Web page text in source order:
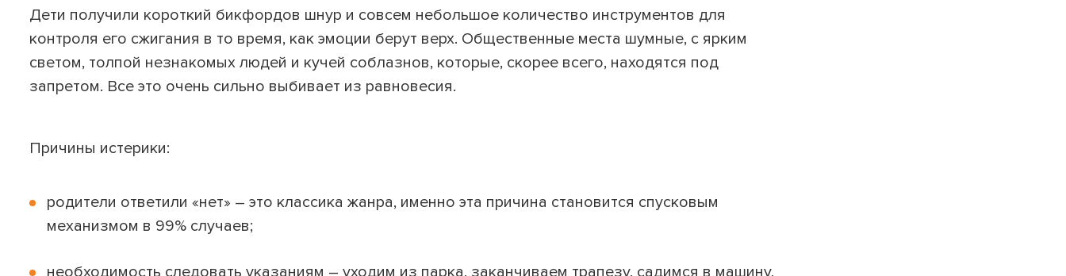
Дети получили короткий бикфордов шнур и совсем небольшое количество инструментов для
контроля его сжигания в то время, как эмоции берут верх. Общественные места шумные, с ярким
светом, толпой незнакомых людей и кучей соблазнов, которые, скорее всего, находятся под
запретом. Все это очень сильно выбивает из равновесия.
Причины истерики:
родители ответили «нет» – это классика жанра, именно эта причина становится спусковым
механизмом в 99% случаев;
необходимость следовать указаниям – уходим из парка, заканчиваем трапезу, садимся в машину,